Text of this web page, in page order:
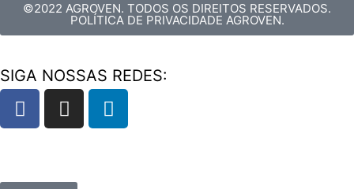
©2022 AGROVEN. TODOS OS DIREITOS RESERVADOS.
POLÍTICA DE PRIVACIDADE AGROVEN.
SIGA NOSSAS REDES: